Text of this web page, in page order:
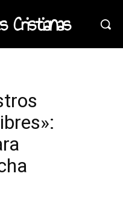
Cristianas